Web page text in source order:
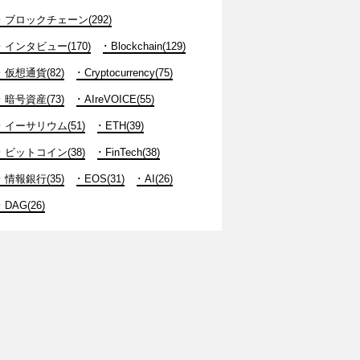
ブロックチェーン(292)
インタビュー(170) Blockchain(129)
仮想通貨(82) Cryptocurrency(75)
暗号資産(73) AIreVOICE(55)
イーサリウム(51) ETH(39)
ビットコイン(38) FinTech(38)
情報銀行(35) EOS(31) AI(26)
DAG(26)